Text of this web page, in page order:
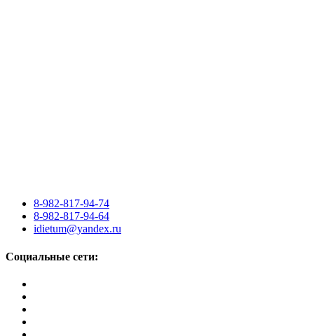
8-982-817-94-74
8-982-817-94-64
idietum@yandex.ru
Социальные сети: